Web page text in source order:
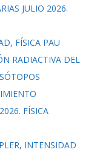
JULIO 2026.
FÍSICA PAU
RADIACTIVA DEL
FÍSICA
INTENSIDAD